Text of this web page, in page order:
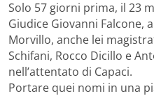
Solo 57 giorni prima, il 23
Giudice Giovanni Falcone,
Morvillo, anche lei
Schifani, Rocco Dicillo e
nell’attentato di Capaci.
Portare quei nomi in una